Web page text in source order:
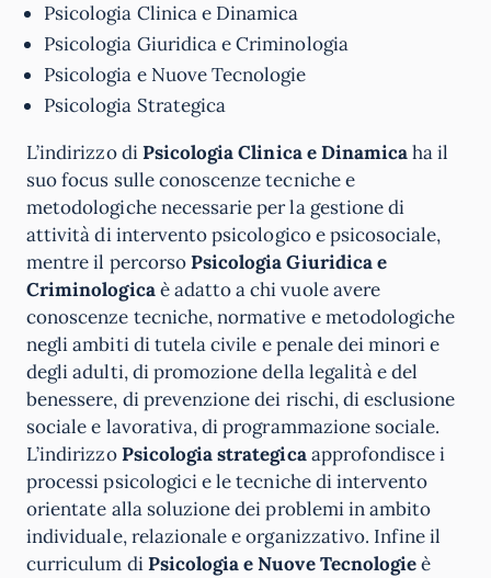
Psicologia Clinica e Dinamica
Psicologia Giuridica e Criminologia
Psicologia e Nuove Tecnologie
Psicologia Strategica
L’indirizzo diPsicologia Clinica e Dinamicaha il
suo focus sulle conoscenze tecniche e
metodologiche necessarie per la gestione di
attività di intervento psicologico e psicosociale,
mentre il percorsoPsicologia Giuridica e
Criminologicaè adatto a chi vuole avere
conoscenze tecniche, normative e metodologiche
negli ambiti di tutela civile e penale dei minori e
degli adulti, di promozione della legalità e del
benessere, di prevenzione dei rischi, di esclusione
sociale e lavorativa, di programmazione sociale.
L’indirizzoPsicologia strategicaapprofondisce i
processi psicologici e le tecniche di intervento
orientate alla soluzione dei problemi in ambito
individuale, relazionale e organizzativo. Infine il
curriculum diPsicologia e Nuove Tecnologieè